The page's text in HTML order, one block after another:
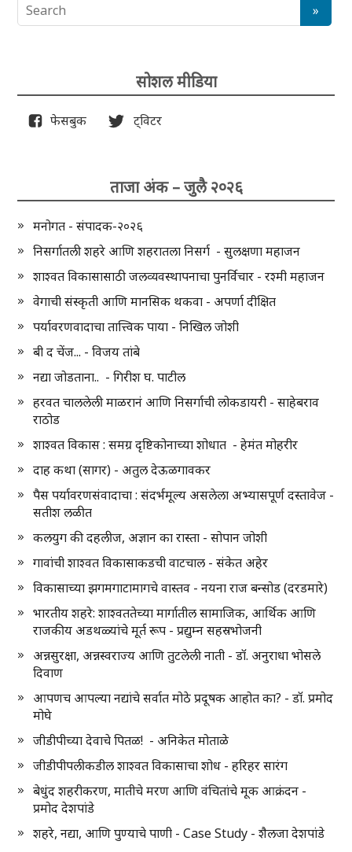
सोशल मीडिया
फेसबुक ट्विटर
ताजा अंक – जुलै २०२६
मनोगत - संपादक-२०२६
निसर्गातली शहरे आणि शहरातला निसर्ग - सुलक्षणा महाजन
शाश्वत विकासासाठी जलव्यवस्थापनाचा पुनर्विचार - रश्मी महाजन
वेगाची संस्कृती आणि मानसिक थकवा - अपर्णा दीक्षित
पर्यावरणवादाचा तात्त्विक पाया - निखिल जोशी
बी द चेंज... - विजय तांबे
नद्या जोडताना.. - गिरीश घ. पाटील
हरवत चाललेली माळरानं आणि निसर्गाची लोकडायरी - साहेबराव
राठोड
शाश्वत विकास : समग्र दृष्टिकोनाच्या शोधात - हेमंत मोहरीर
दाह कथा (सागर) - अतुल देऊळगावकर
पैस पर्यावरणसंवादाचा : संदर्भमूल्य असलेला अभ्यासपूर्ण दस्तावेज -
सतीश लळीत
कलयुग की दहलीज, अज्ञान का रास्ता - सोपान जोशी
गावांची शाश्वत विकासाकडची वाटचाल - संकेत अहेर
विकासाच्या झगमगाटामागचे वास्तव - नयना राज बन्सोड (दरडमारे)
भारतीय शहरे: शाश्वततेच्या मार्गातील सामाजिक, आर्थिक आणि
राजकीय अडथळ्यांचे मूर्त रूप - प्रद्युम्न सहस्रभोजनी
अन्नसुरक्षा, अन्नस्वराज्य आणि तुटलेली नाती - डॉ. अनुराधा भोसले
दिवाण
आपणच आपल्या नद्यांचे सर्वात मोठे प्रदूषक आहोत का? - डॉ. प्रमोद
मोघे
जीडीपीच्या देवाचे पितळ! - अनिकेत मोताळे
जीडीपीपलीकडील शाश्वत विकासाचा शोध - हरिहर सारंग
बेधुंद शहरीकरण, मातीचे मरण आणि वंचितांचे मूक आक्रंदन -
प्रमोद देशपांडे
शहरे, नद्या, आणि पुण्याचे पाणी - Case Study - शैलजा देशपांडे